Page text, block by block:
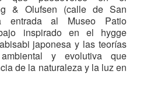
& Olufsen (calle de San
al Museo Patio
inspirado en el hygge
japonesa y las teorías
y evolutiva que
de la naturaleza y la luz en